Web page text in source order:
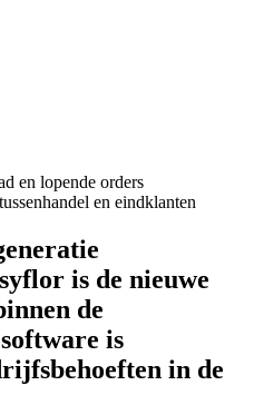
en lopende orders
en eindklanten
is de nieuwe
de
is
in de